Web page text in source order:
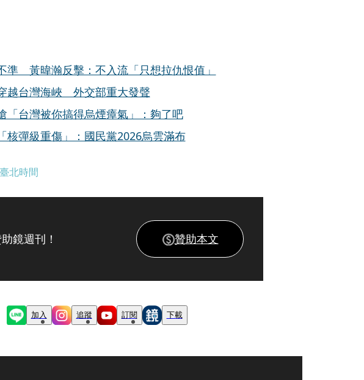
準 黃暐瀚反擊：不入流「只想拉仇恨值」
越台灣海峽 外交部重大發聲
「台灣被你搞得烏煙瘴氣」：夠了吧
核彈級重傷」：國民黨2026烏雲滿布
北時間
鏡週刊！ 贊助本文
加入 追蹤 訂閱 下載